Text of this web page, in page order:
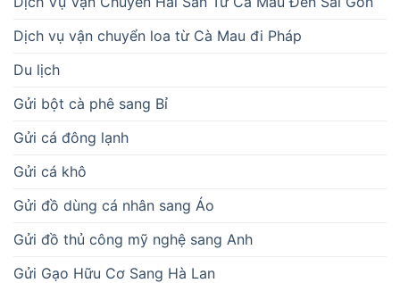
Dịch vụ vận chuyển loa từ Cà Mau đi Pháp
Du lịch
Gửi bột cà phê sang Bỉ
Gửi cá đông lạnh
Gửi cá khô
Gửi đồ dùng cá nhân sang Áo
Gửi đồ thủ công mỹ nghệ sang Anh
Gửi Gạo Hữu Cơ Sang Hà Lan